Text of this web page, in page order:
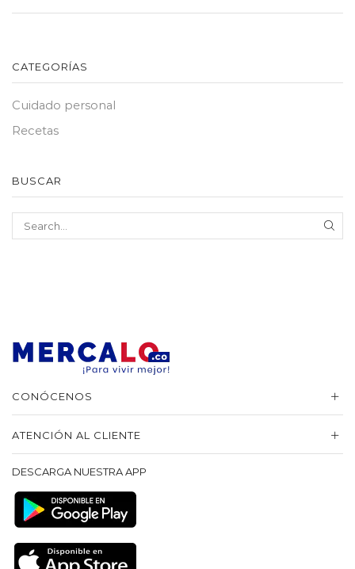
CATEGORÍAS
Cuidado personal
Recetas
BUSCAR
CONÓCENOS
ATENCIÓN AL CLIENTE
DESCARGA NUESTRA APP